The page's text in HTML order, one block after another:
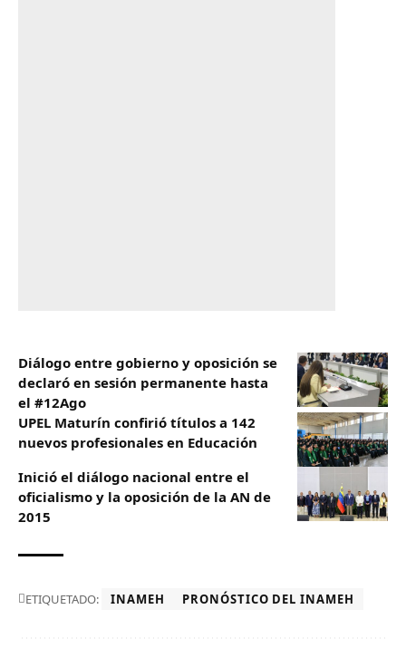
Diálogo entre gobierno y oposición se
declaró en sesión permanente hasta
el #12Ago
UPEL Maturín confirió títulos a 142
nuevos profesionales en Educación
Inició el diálogo nacional entre el
oficialismo y la oposición de la AN de
2015
ETIQUETADO: INAMEH PRONÓSTICO DEL INAMEH